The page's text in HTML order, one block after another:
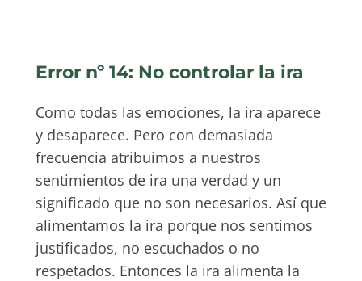
Error nº 14: No controlar la ira
Como todas las emociones, la ira aparece
y desaparece. Pero con demasiada
frecuencia atribuimos a nuestros
sentimientos de ira una verdad y un
significado que no son necesarios. Así que
alimentamos la ira porque nos sentimos
justificados, no escuchados o no
respetados. Entonces la ira alimenta la